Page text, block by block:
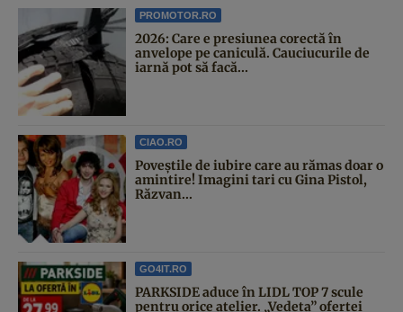
PROMOTOR.RO
2026: Care e presiunea corectă în
anvelope pe caniculă. Cauciucurile de
iarnă pot să facă...
CIAO.RO
Poveştile de iubire care au rămas doar o
amintire! Imagini tari cu Gina Pistol,
Răzvan...
GO4IT.RO
PARKSIDE aduce în LIDL TOP 7 scule
pentru orice atelier. „Vedeta” ofertei